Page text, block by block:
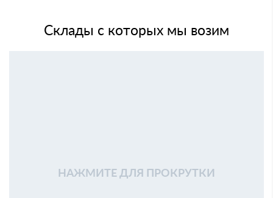
Склады с которых мы возим
НАЖМИТЕ ДЛЯ ПРОКРУТКИ